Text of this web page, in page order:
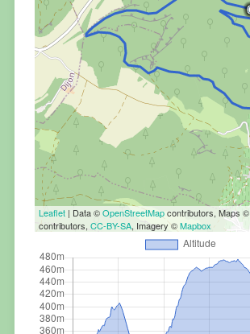
Leaflet| Data ©OpenStreetMapcontributors, Maps ©
contributors, CC-BY-SA, Imagery ©Mapbox